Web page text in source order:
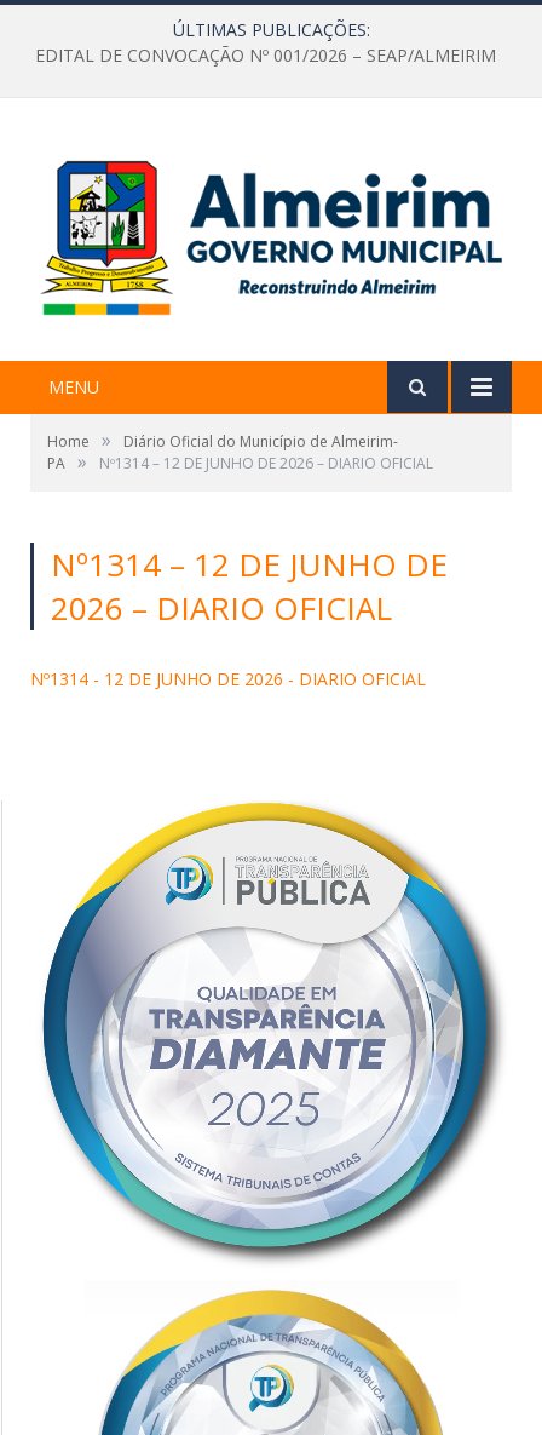
ÚLTIMAS PUBLICAÇÕES:
EDITAL DE CONVOCAÇÃO Nº 001/2026 – SEAP/ALMEIRIM
MENU
Home »
Diário Oficial do Município de Almeirim-
PA » Nº1314 – 12 DE JUNHO DE 2026 – DIARIO OFICIAL
Nº1314 – 12 DE JUNHO DE
2026 – DIARIO OFICIAL
Nº1314 - 12 DE JUNHO DE 2026 - DIARIO OFICIAL